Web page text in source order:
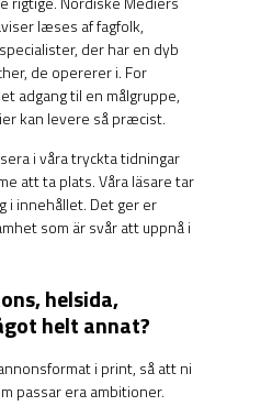
læses af fagfolk,
der har en dyb
de opererer i. For
adgang til en målgruppe,
kan levere så præcist.
i våra tryckta tidningar
att ta plats. Våra läsare tar
i innehållet. Det ger er
som är svår att uppnå i
helsida,
helt annat?
i print, så att ni
passar era ambitioner.